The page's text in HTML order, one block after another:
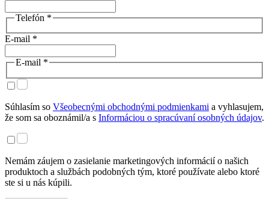
Telefón *
E-mail *
E-mail *
Súhlasím so Všeobecnými obchodnými podmienkami a vyhlasujem,
že som sa oboznámil/a s Informáciou o spracúvaní osobných údajov.
Nemám záujem o zasielanie marketingových informácií o našich
produktoch a službách podobných tým, ktoré používate alebo ktoré
ste si u nás kúpili.